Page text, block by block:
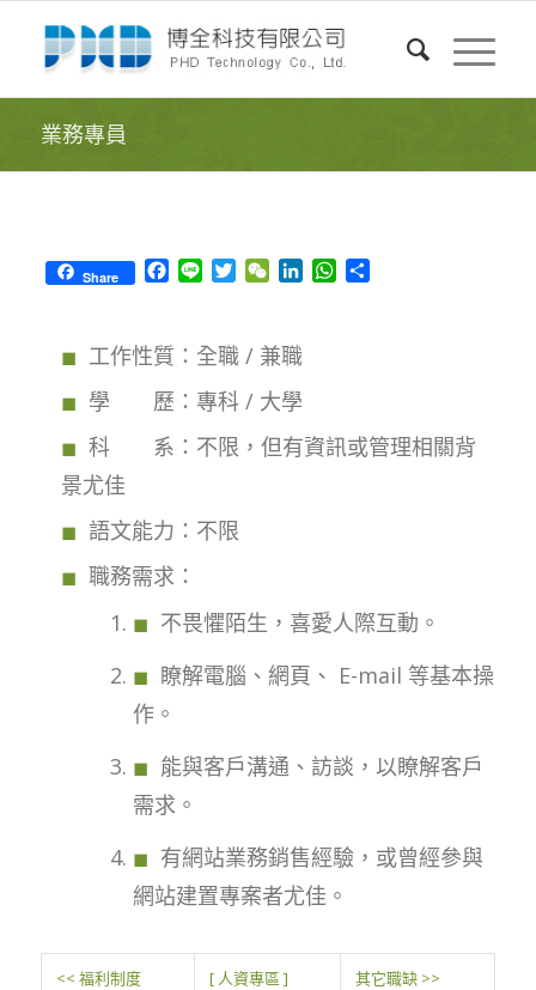
業務專員
Share Facebook
LineTwitterWeChatLinkedInWhatsApp
Share
工作性質：全職 / 兼職
學 歷：專科 / 大學
科 系：不限，但有資訊或管理相關背
景尤佳
語文能力：不限
職務需求：
不畏懼陌生，喜愛人際互動。
瞭解電腦、網頁、 E-mail 等基本操
作。
能與客戶溝通、訪談，以瞭解客戶
需求。
有網站業務銷售經驗，或曾經參與
網站建置專案者尤佳。
<< 福利制度 [ 人資專區 ] 其它職缺 >>